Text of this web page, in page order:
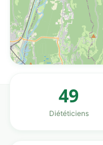
49
Diététiciens